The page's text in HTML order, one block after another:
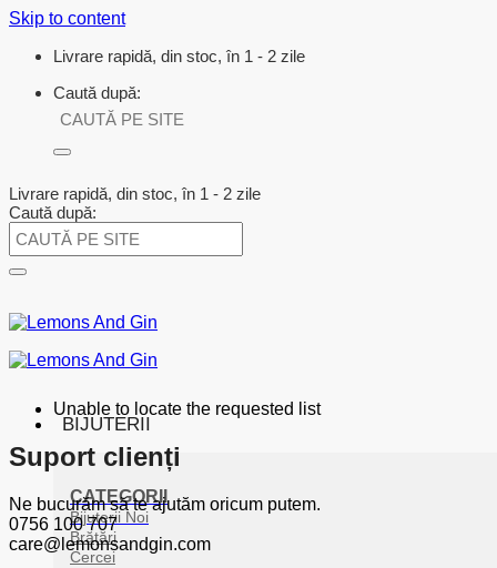
Skip to content
Livrare rapidă, din stoc, în 1 - 2 zile
Caută după:
Livrare rapidă, din stoc, în 1 - 2 zile
Caută după:
BIJUTERII
CATEGORII
Bijuterii Noi
Brățări
Cercei
Unable to locate the requested list
Suport clienți
Ne bucurăm să te ajutăm oricum putem.
0756 100 707
care@lemonsandgin.com